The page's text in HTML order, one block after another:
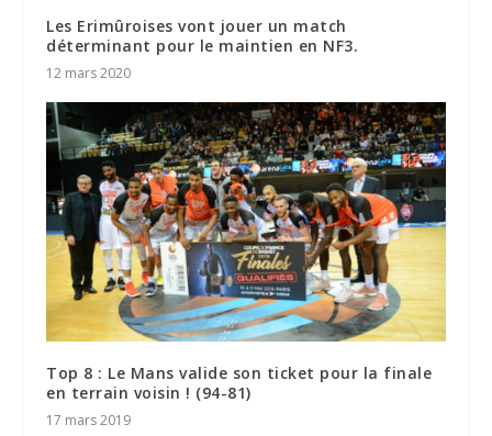
Les Erimûroises vont jouer un match
déterminant pour le maintien en NF3.
12 mars 2020
Top 8 : Le Mans valide son ticket pour la finale
en terrain voisin ! (94-81)
17 mars 2019